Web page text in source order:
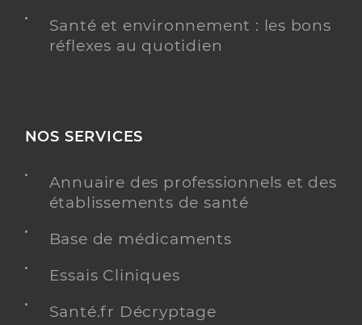
Santé et environnement : les bons
réflexes au quotidien
NOS SERVICES
Annuaire des professionnels et des
établissements de santé
Base de médicaments
Essais Cliniques
Santé.fr Décryptage